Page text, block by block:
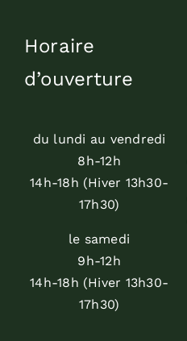
Horaire
d’ouverture
du lundi au vendredi
8h-12h
14h-18h (Hiver 13h30-
17h30)
le samedi
9h-12h
14h-18h (Hiver 13h30-
17h30)